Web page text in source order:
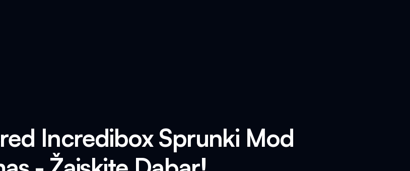
Incredibox Sprunki Mod